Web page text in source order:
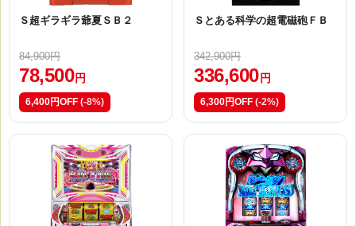
Ｓ超ギラギラ爺夏ＳＢ２
84,900円
78,500 円
6,400円OFF (-8%)
Ｓとある科学の超電磁砲ＦＢ
342,900円
336,600 円
6,300円OFF (-2%)